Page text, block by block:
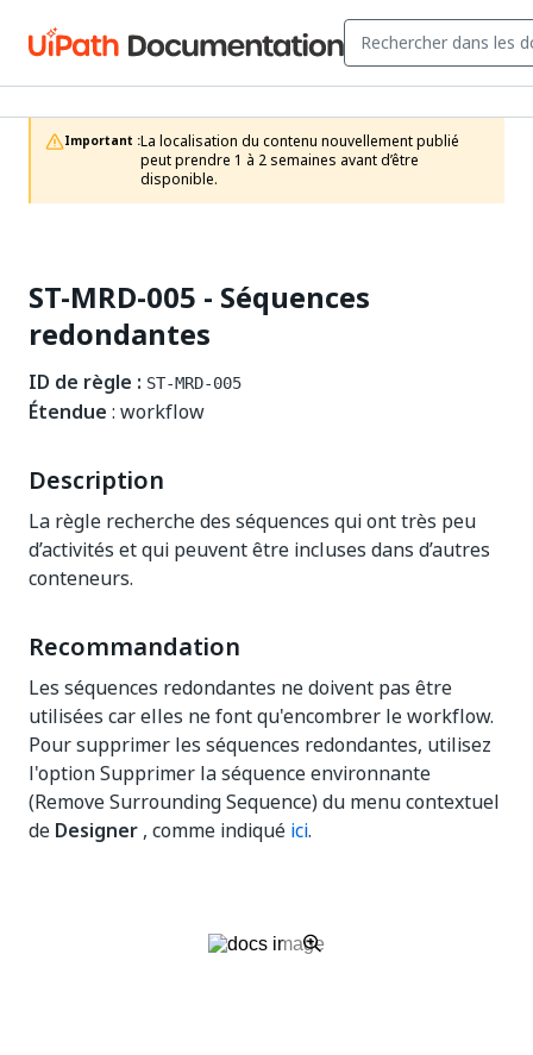
Important :La localisation du contenu nouvellement publié
peut prendre 1 à 2 semaines avant d’être
disponible.
ST-MRD-005 - Séquences
redondantes
ID de règle : ST-MRD-005
Étendue : workflow
Description
La règle recherche des séquences qui ont très peu
d’activités et qui peuvent être incluses dans d’autres
conteneurs.
Recommandation
Les séquences redondantes ne doivent pas être
utilisées car elles ne font qu'encombrer le workflow.
Pour supprimer les séquences redondantes, utilisez
l'option Supprimer la séquence environnante
(Remove Surrounding Sequence) du menu contextuel
de Designer , comme indiqué ici.